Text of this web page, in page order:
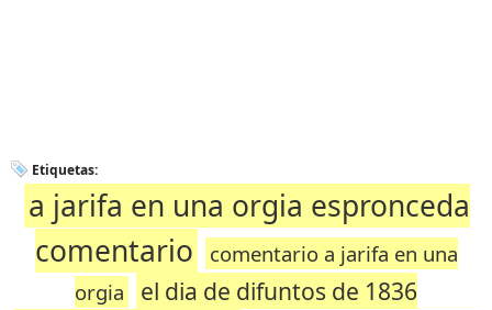
Etiquetas:
a jarifa en una orgia espronceda
comentario
comentario a jarifa en una
orgia
el dia de difuntos de 1836